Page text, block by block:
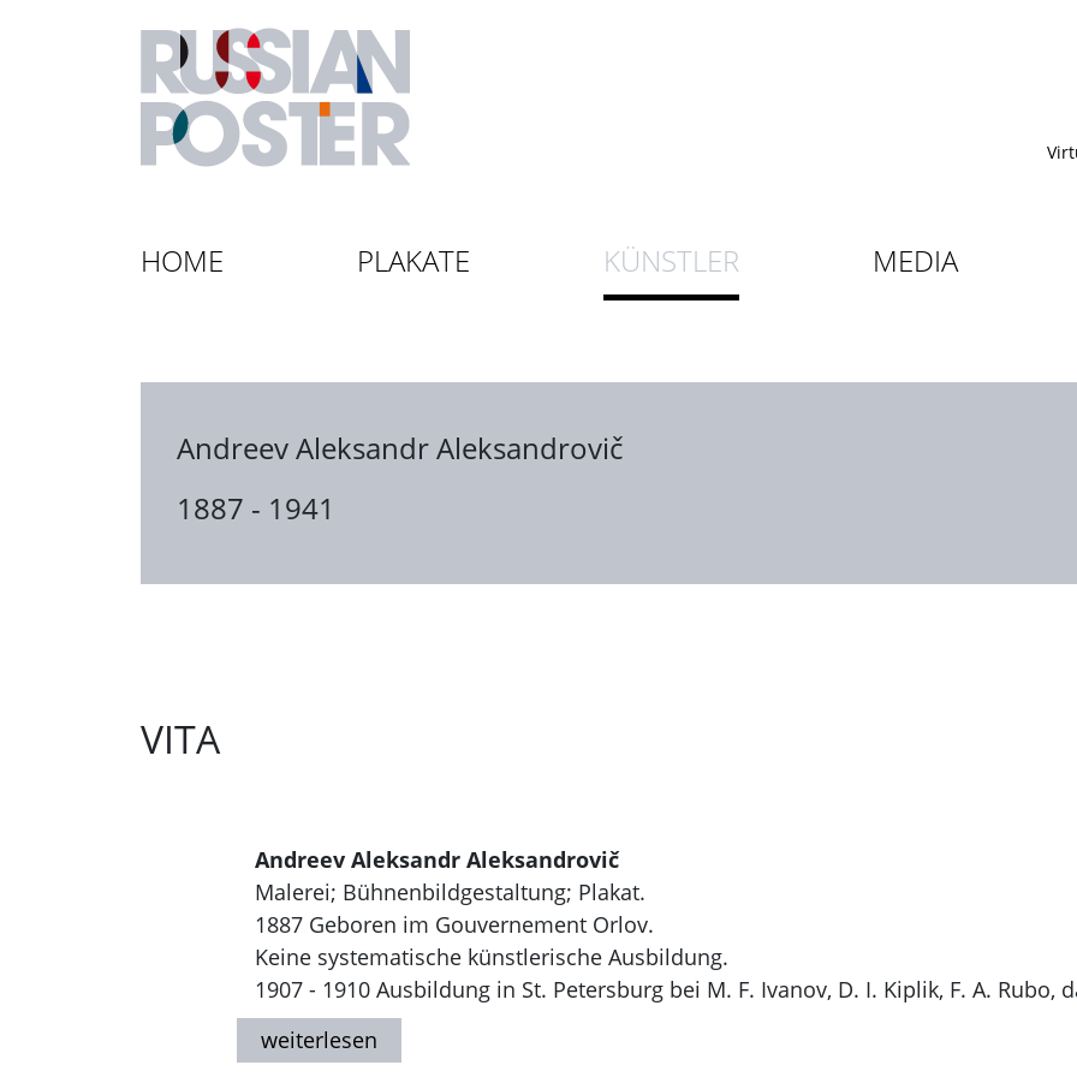
HOME PLAKATE KÜNSTLER MEDIA
Andreev Aleksandr Aleksandrovič
1887 - 1941
VITA
Andreev Aleksandr Aleksandrovič
Malerei; Bühnenbildgestaltung; Plakat.
1887 Geboren im Gouvernement Orlov.
Keine systematische künstlerische Ausbildung.
1907 - 1910 Ausbildung in St. Petersburg bei M. F. Ivanov, D. I. Kiplik, F. A. Rubo,
bei D. N. Kardovskij. Bühnenbildgestaltung am Theater in Petrograd - Leningrad.
1920er Jahre Anfertigung einer Reihe von Plakaten.